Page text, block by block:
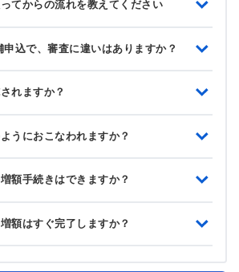
てからの流れを教えてください
込で、審査に違いはありますか？
れますか？
うにおこなわれますか？
額手続きはできますか？
額はすぐ完了しますか？